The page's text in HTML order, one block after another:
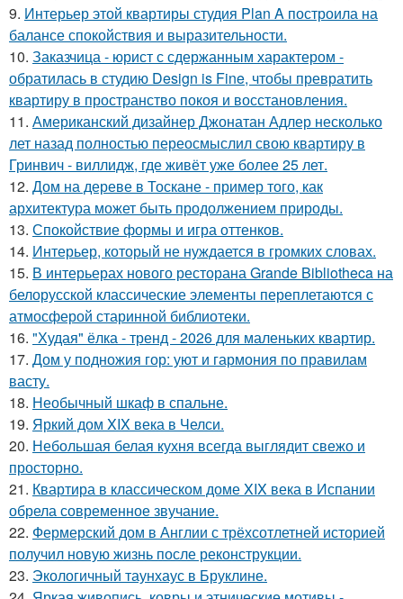
9. Интерьер этой квартиры студия Plan A построила на
балансе спокойствия и выразительности.
10. Заказчица - юрист с сдержанным характером -
обратилась в студию Design is Fine, чтобы превратить
квартиру в пространство покоя и восстановления.
11. Американский дизайнер Джонатан Адлер несколько
лет назад полностью переосмыслил свою квартиру в
Гринвич - виллидж, где живёт уже более 25 лет.
12. Дом на дереве в Тоскане - пример того, как
архитектура может быть продолжением природы.
13. Спокойствие формы и игра оттенков.
14. Интерьер, который не нуждается в громких словах.
15. В интерьерах нового ресторана Grande Bibliotheca на
белорусской классические элементы переплетаются с
атмосферой старинной библиотеки.
16. "Худая" ёлка - тренд - 2026 для маленьких квартир.
17. Дом у подножия гор: уют и гармония по правилам
васту.
18. Необычный шкаф в спальне.
19. Яркий дом XIX века в Челси.
20. Небольшая белая кухня всегда выглядит свежо и
просторно.
21. Квартира в классическом доме XIX века в Испании
обрела современное звучание.
22. Фермерский дом в Англии с трёхсотлетней историей
получил новую жизнь после реконструкции.
23. Экологичный таунхаус в Бруклине.